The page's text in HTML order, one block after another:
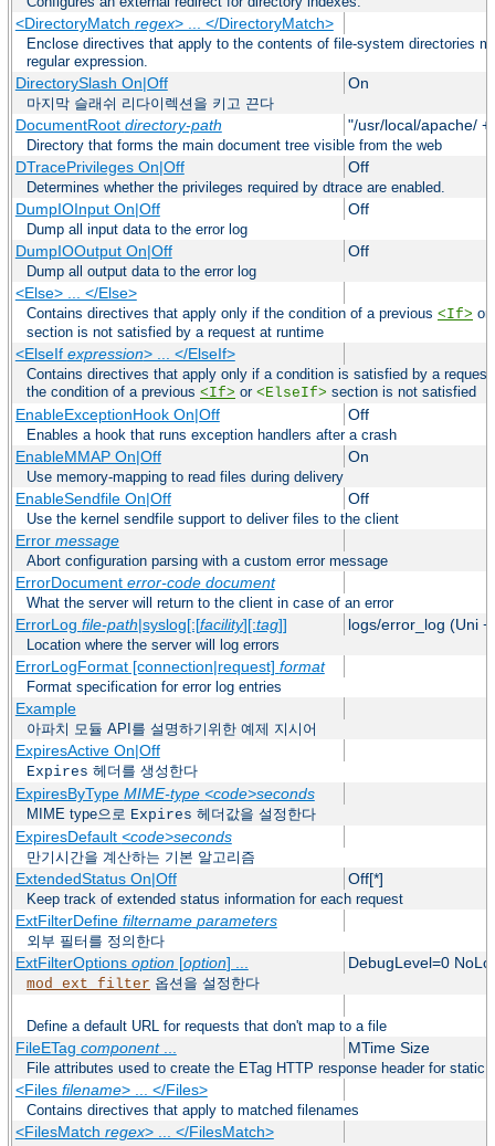
<DirectoryMatch regex> ... </DirectoryMatch>
Enclose directives that apply to the contents of file-system directories
regular expression.
DirectorySlash On|Off On
마지막 슬래쉬 리다이렉션을 키고 끈다
DocumentRoot directory-path "/usr/local/apache/ +
Directory that forms the main document tree visible from the web
DTracePrivileges On|Off Off
Determines whether the privileges required by dtrace are enabled.
DumpIOInput On|Off Off
Dump all input data to the error log
DumpIOOutput On|Off Off
Dump all output data to the error log
<Else> ... </Else>
Contains directives that apply only if the condition of a previous <If> or
section is not satisfied by a request at runtime
<ElseIf expression> ... </ElseIf>
Contains directives that apply only if a condition is satisfied by a
the condition of a previous <If> or <ElseIf> section is not satisfied
EnableExceptionHook On|Off Off
Enables a hook that runs exception handlers after a crash
EnableMMAP On|Off On
Use memory-mapping to read files during delivery
EnableSendfile On|Off Off
Use the kernel sendfile support to deliver files to the client
Error message
Abort configuration parsing with a custom error message
ErrorDocument error-code document
What the server will return to the client in case of an error
ErrorLog file-path|syslog[:[facility][:tag]] logs/error_log (Uni +
Location where the server will log errors
ErrorLogFormat [connection|request] format
Format specification for error log entries
Example
아파치 모듈 API를 설명하기위한 예제 지시어
ExpiresActive On|Off
Expires 헤더를 생성한다
ExpiresByType MIME-type <code>seconds
MIME type으로 Expires 헤더값을 설정한다
ExpiresDefault <code>seconds
만기시간을 계산하는 기본 알고리즘
ExtendedStatus On|Off Off[*]
Keep track of extended status information for each request
ExtFilterDefine filtername parameters
외부 필터를 정의한다
ExtFilterOptions option[option] ... DebugLevel=0
mod_ext_filter 옵션을 설정한다
Define a default URL for requests that don't map to a file
FileETag component... MTime Size
File attributes used to create the ETag HTTP response header for static
<Files filename> ... </Files>
Contains directives that apply to matched filenames
<FilesMatch regex> ... </FilesMatch>